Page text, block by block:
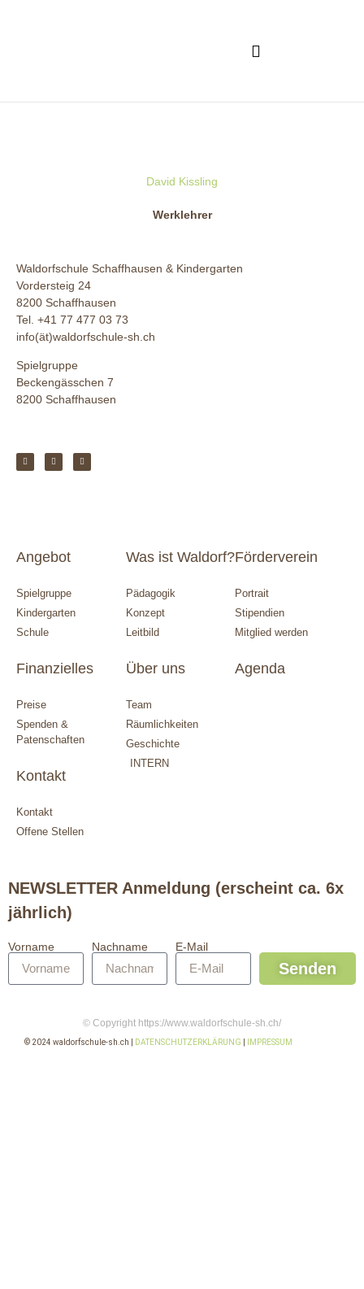
David Kissling
Werklehrer
Waldorfschule Schaffhausen & Kindergarten
Vordersteig 24
8200 Schaffhausen
Tel. +41 77 477 03 73
info(ät)waldorfschule-sh.ch
Spielgruppe
Beckengässchen 7
8200 Schaffhausen
Angebot
Spielgruppe
Kindergarten
Schule
Finanzielles
Preise
Spenden &
Patenschaften
Kontakt
Kontakt
Offene Stellen
Was ist Waldorf?
Pädagogik
Konzept
Leitbild
Über uns
Team
Räumlichkeiten
Geschichte
INTERN
Förderverein
Portrait
Stipendien
Mitglied werden
Agenda
NEWSLETTER Anmeldung (erscheint ca. 6x
jährlich)
Vorname Nachname E-Mail
Senden
© Copyright https://www.waldorfschule-sh.ch/
© 2024 waldorfschule-sh.ch | DATENSCHUTZERKLÄRUNG IMPRESSUM